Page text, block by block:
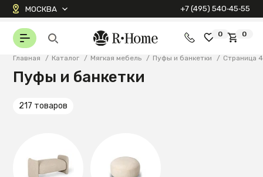
МОСКВА +7 (495) 540‑45‑55
0 0
Главная / Каталог / Мягкая мебель / Пуфы и банкетки / Страница 4
Пуфы и банкетки
217 товаров